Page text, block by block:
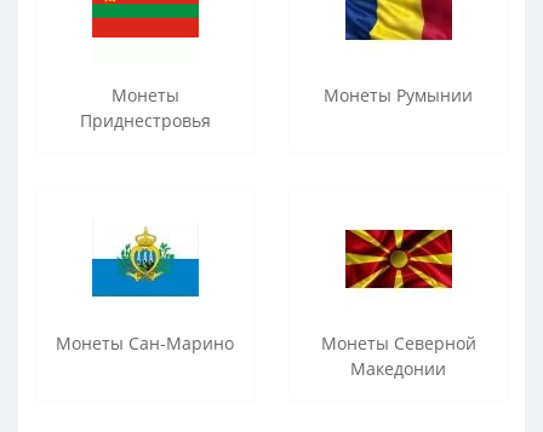
Монеты
Приднестровья
Монеты Румынии
Монеты Сан-Марино
Монеты Северной
Македонии